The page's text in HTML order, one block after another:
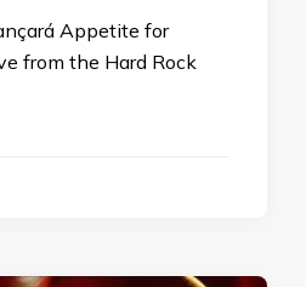
Appetite for
from the Hard Rock